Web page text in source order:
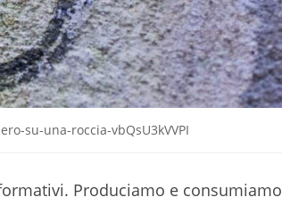
su-una-roccia-vbQsU3kVVPI
Produciamo e consumiamo